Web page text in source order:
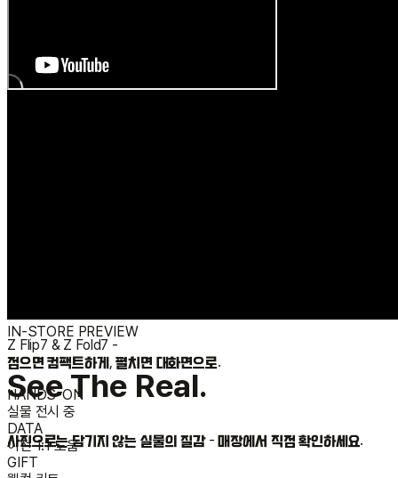
IN-STORE PREVIEW
See The Real.
사진으로는 담기지 않는 실물의 질감 - 매장에서 직접 확인하세요.
Z Flip7 & Z Fold7 -
접으면 컴팩트하게, 펼치면 대화면으로.
HANDS-ON
실물 전시 중
DATA
이전 1:1 도움
GIFT